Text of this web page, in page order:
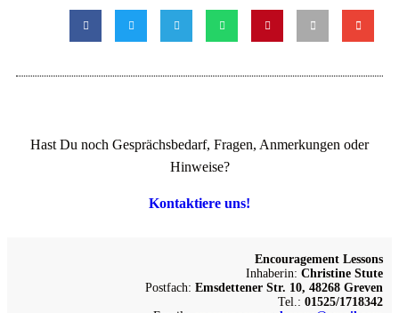
Hast Du noch Gesprächsbedarf, Fragen, Anmerkungen oder
Hinweise?
Kontaktiere uns!
Encouragement Lessons
Inhaberin: Christine Stute
Postfach: Emsdettener Str. 10, 48268 Greven
Tel.: 01525/1718342